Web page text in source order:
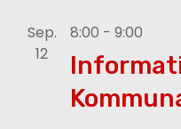
e
Sep.
12
8:00 - 9:00